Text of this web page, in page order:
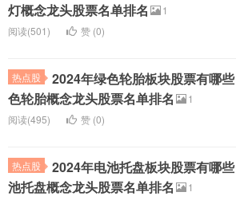
灯概念龙头股票名单排名
1
阅读(501)
赞 (0)
热点股
2024年绿色轮胎板块股票有哪
色轮胎概念龙头股票名单排名
1
阅读(495)
赞 (0)
热点股
2024年电池托盘板块股票有哪
池托盘概念龙头股票名单排名
1